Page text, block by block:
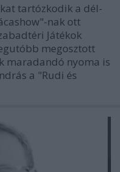
tartózkodik a dél-
nak ott
Játékok
megosztott
maradandó nyoma is
a "Rudi és